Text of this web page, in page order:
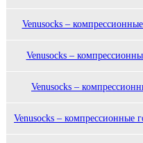
Venusocks –
Venusocks –
Venusocks –
Venusocks – компрессионные